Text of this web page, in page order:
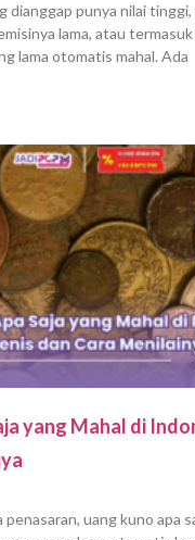
dianggap punya nilai
lama, atau
lama otomatis mahal. Ada
yang Mahal di
uang kuno apa